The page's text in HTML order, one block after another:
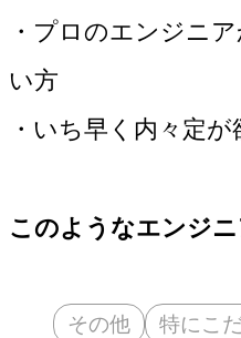
・プロのエンジニ
い方
・いち早く内々定
このようなエンジ
その他
特にこ